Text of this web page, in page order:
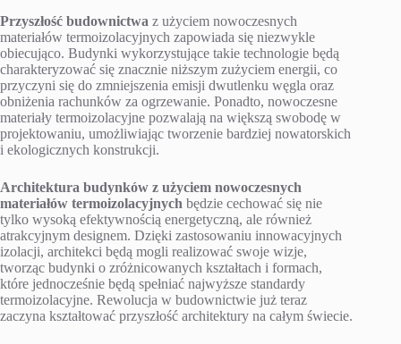
Przyszłość budownictwa z użyciem nowoczesnych
materiałów termoizolacyjnych zapowiada się niezwykle
obiecująco. Budynki wykorzystujące takie technologie będą
charakteryzować się znacznie niższym zużyciem energii, co
przyczyni się do zmniejszenia emisji dwutlenku węgla oraz
obniżenia rachunków za ogrzewanie. Ponadto, nowoczesne
materiały termoizolacyjne pozwalają na większą swobodę w
projektowaniu, umożliwiając tworzenie bardziej nowatorskich
i ekologicznych konstrukcji.
Architektura budynków z użyciem nowoczesnych
materiałów termoizolacyjnych będzie cechować się nie
tylko wysoką efektywnością energetyczną, ale również
atrakcyjnym designem. Dzięki zastosowaniu innowacyjnych
izolacji, architekci będą mogli realizować swoje wizje,
tworząc budynki o zróżnicowanych kształtach i formach,
które jednocześnie będą spełniać najwyższe standardy
termoizolacyjne. Rewolucja w budownictwie już teraz
zaczyna kształtować przyszłość architektury na całym świecie.